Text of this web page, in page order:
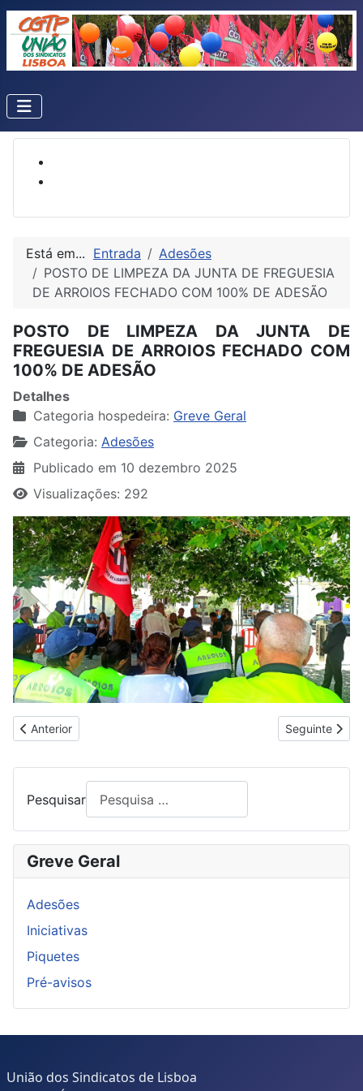
Está em... Entrada
Adesões
POSTO DE LIMPEZA DA JUNTA DE FREGUESIA
DE ARROIOS FECHADO COM 100% DE ADESÃO
POSTO DE LIMPEZA DA JUNTA DE
FREGUESIA DE ARROIOS FECHADO COM
100% DE ADESÃO
Detalhes
Categoria hospedeira: Greve Geral
Categoria: Adesões
Publicado em 10 dezembro 2025
Visualizações: 292
Artigo anterior: 80% DE ADESÃO DOS CANTONEIROS NO
Anterior Artigo
Seguinte
Pesquisar
Greve Geral
Adesões
Iniciativas
Piquetes
Pré-avisos
União dos Sindicatos de Lisboa